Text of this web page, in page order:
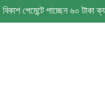
পেমেন্টে পাচ্ছেন ৬০